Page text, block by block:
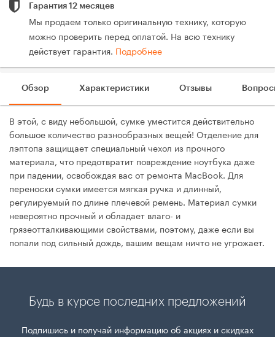
Гарантия 12 месяцев
Мы продаем только оригинальную технику, которую
можно проверить перед оплатой. На всю технику
действует гарантия. Подробнее
Обзор Характеристики Отзывы
В этой, с виду небольшой, сумке уместится действительно
большое количество разнообразных вещей! Отделение для
лэптопа защищает специальный чехол из прочного
материала, что предотвратит повреждение ноутбука даже
при падении, освобождая вас от ремонта MacBook. Для
переноски сумки имеется мягкая ручка и длинный,
регулируемый по длине плечевой ремень. Материал сумки
невероятно прочный и обладает влаго- и
грязеотталкивающими свойствами, поэтому, даже если вы
попали под сильный дождь, вашим вещам ничто не угрожает.
Будь в курсе последних предложений
Подпишись и получай информацию об акциях и скидках